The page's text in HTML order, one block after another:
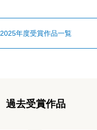
2025年度受賞作品一覧
過去受賞作品